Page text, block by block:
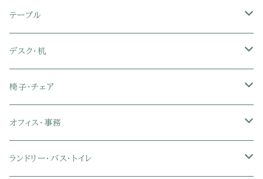
革・レザー・合皮ソファ
布張り・ファブリックソファ
ソファカバー
キャビネット・サイドボード
ランドリー・トイレ収納
玄関収納
突っ張り棚・突っ張りラック
テレビスタンド
サイドチェスト
幅90cm以下テレビ台
幅91～120cmテレビ台
幅121～150cmテレビ台
キッチンラック・冷蔵庫ラック
隙間収納
キッチンマット
キッチン用品
キッチン家電
シングル
セミシングル
シングル
すのこベッド
セミシングル
シングル
脚付きマットレス
セミシングル
シングル
パイプベッド
ロフトベッド
2段ベッド
布団セット
枕
タオルケット・ガーゼケット
ブランケット・毛布
布団カバー・敷きパッド
玄関マット
キッチンマット
フローリングマット
ジョイントマット
ダイニングテーブル
ダイニングチェア・ベンチ
ダイニングテーブルセット
2人用ダイニングテーブルセット
4人用ダイニングテーブルセット
テーブル
サイドテーブル
ウッドテーブル
センターテーブル
ガラステーブル
デスク・机
パソコン・オフィスデスク
L字デスク
収納付きデスク
椅子・チェア
ダイニングチェア・ベンチ
オフィスチェア
オフィス・事務
オフィスチェア
ランドリー・バス・トイレ